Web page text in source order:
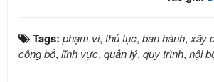
Tags: phạm vi, thủ tục, ban hành, xây
công bố, lĩnh vực, quản lý, quy trình, nội